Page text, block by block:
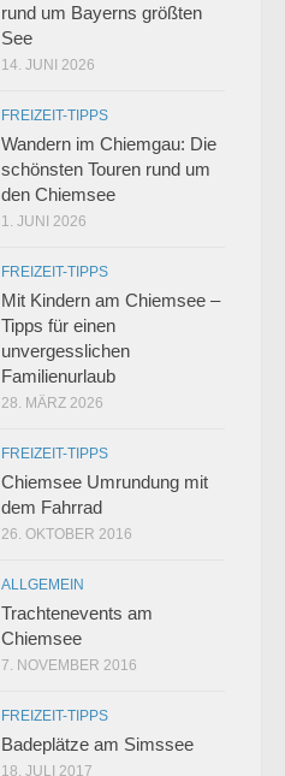
rund um Bayerns größten
See
14. JUNI 2026
FREIZEIT-TIPPS
Wandern im Chiemgau: Die
schönsten Touren rund um
den Chiemsee
1. JUNI 2026
FREIZEIT-TIPPS
Mit Kindern am Chiemsee –
Tipps für einen
unvergesslichen
Familienurlaub
28. MÄRZ 2026
FREIZEIT-TIPPS
Chiemsee Umrundung mit
dem Fahrrad
26. OKTOBER 2016
ALLGEMEIN
Trachtenevents am
Chiemsee
7. NOVEMBER 2016
FREIZEIT-TIPPS
Badeplätze am Simssee
18. JULI 2017